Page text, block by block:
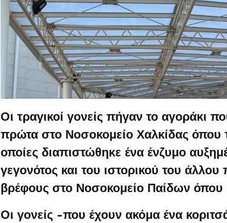
Οι τραγικοί γονείς πήγαν το αγοράκι
πρώτα στο Νοσοκομείο Χαλκίδας όπου
οποίες διαπιστώθηκε ένα ένζυμο
γεγονότος και του ιστορικού του άλλου
βρέφους στο Νοσοκομείο Παίδων όπου
Οι γονείς -που έχουν ακόμα ένα